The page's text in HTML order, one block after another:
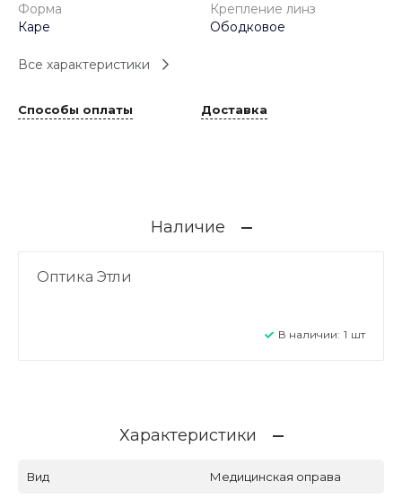
Форма
Каре
Крепление линз
Ободковое
Все характеристики
Способы оплаты Доставка
Наличие
Оптика Этли
В наличии: 1 шт
Характеристики
Вид Медицинская оправа